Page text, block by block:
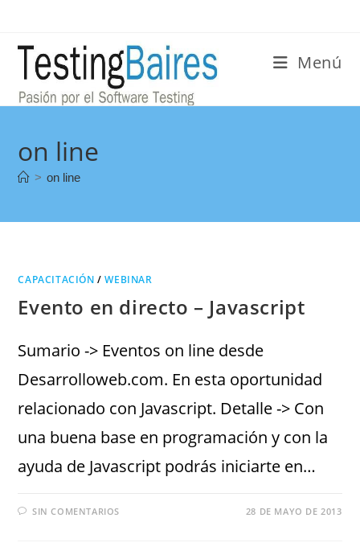
Menú
on line
> on line
CAPACITACIÓN /WEBINAR
Evento en directo – Javascript
Sumario -> Eventos on line desde
Desarrolloweb.com. En esta oportunidad
relacionado con Javascript. Detalle -> Con
una buena base en programación y con la
ayuda de Javascript podrás iniciarte en…
SIN COMENTARIOS 28 DE MAYO DE 2013